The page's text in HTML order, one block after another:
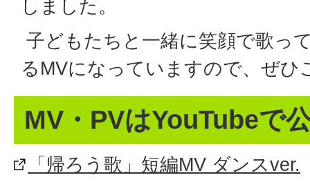
しました。
子どもたちと一緒に笑顔で歌っ
るMVになっていますので、ぜひ
MV・PVはYouTubeで
「帰ろう歌」短編MV ダンスver.